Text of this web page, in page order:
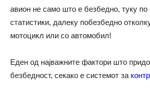
авион не само што е безбедно, туку по
статистики, далеку побезбедно
мотоцикл или со автомобил!
Еден од најважните фактори што
безбедност, секако е системот за